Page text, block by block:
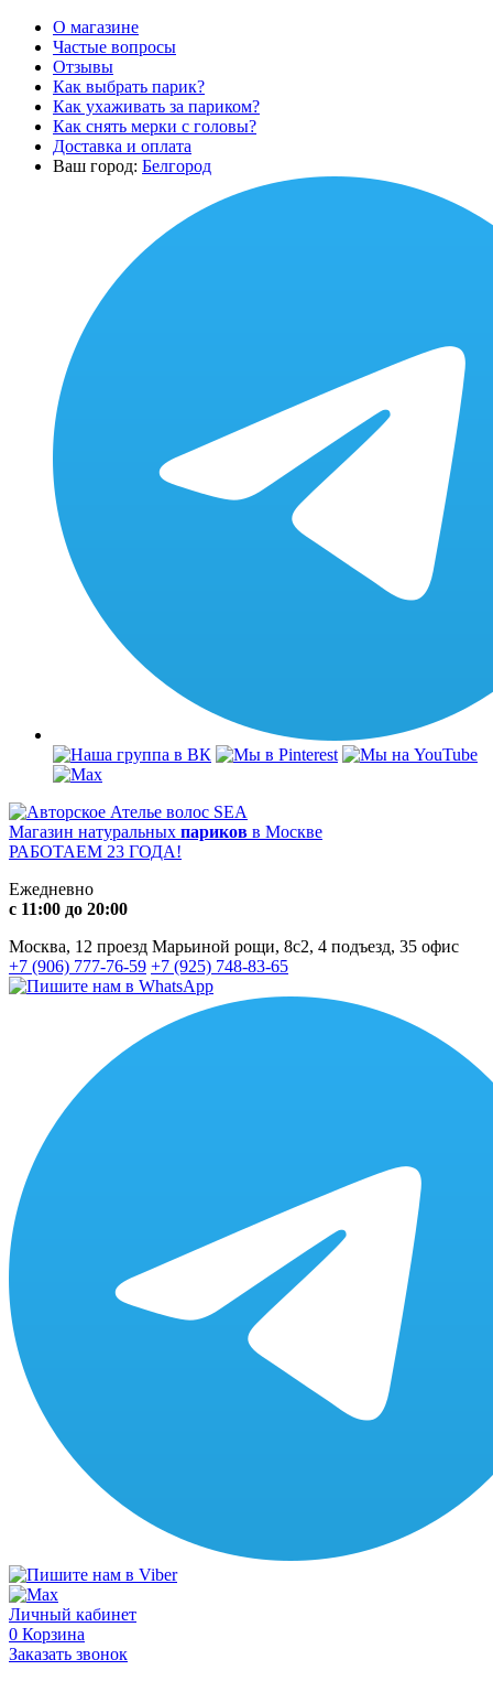
О магазине
Частые вопросы
Отзывы
Как выбрать парик?
Как ухаживать за париком?
Как снять мерки с головы?
Доставка и оплата
Ваш город: Белгород
Магазин натуральных париков в Москве
РАБОТАЕМ 23 ГОДА!
Ежедневно
с 11:00 до 20:00
Москва, 12 проезд Марьиной рощи, 8с2, 4 подъезд, 35 офис
+7 (906) 777-76-59 +7 (925) 748-83-65
Личный кабинет
0 Корзина
Заказать звонок